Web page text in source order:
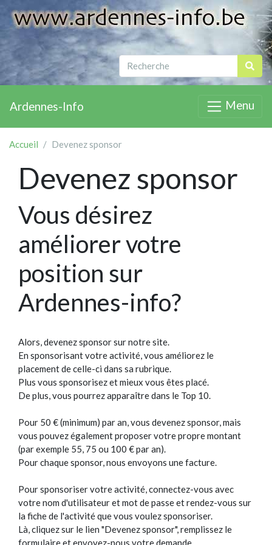
Ardennes-Info Menu
Accueil Devenez sponsor
Devenez sponsor
Vous désirez
améliorer votre
position sur
Ardennes-info?
Alors, devenez sponsor sur notre site.
En sponsorisant votre activité, vous améliorez le
placement de celle-ci dans sa rubrique.
Plus vous sponsorisez et mieux vous êtes placé.
De plus, vous pourrez apparaître dans le Top 10.
Pour 50 € (minimum) par an, vous devenez sponsor, mais
vous pouvez également proposer votre propre montant
(par exemple 55, 75 ou 100 € par an).
Pour chaque sponsor, nous envoyons une facture.
Pour sponsoriser votre activité, connectez-vous avec
votre nom d'utilisateur et mot de passe et rendez-vous sur
la fiche de l'activité que vous voulez sponsoriser.
Là, cliquez sur le lien "Devenez sponsor", remplissez le
formulaire et envoyez-nous votre demande.